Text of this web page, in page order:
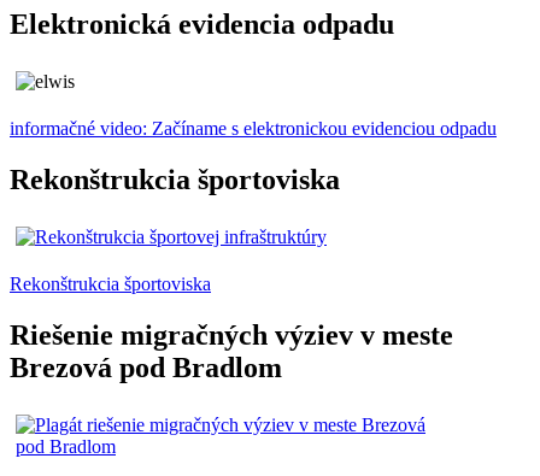
Elektronická evidencia odpadu
informačné video: Začíname s elektronickou evidenciou odpadu
Rekonštrukcia športoviska
Rekonštrukcia športoviska
Riešenie migračných výziev v meste
Brezová pod Bradlom